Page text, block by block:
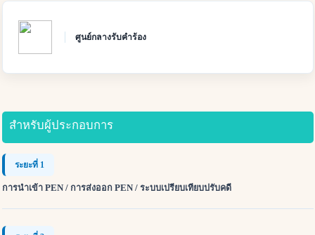
ศูนย์กลางรับคำร้อง
สำหรับผู้ประกอบการ
ระยะที่ 1
การนำเข้า PEN / การส่งออก PEN / ระบบเปรียบเทียบปรับคดี